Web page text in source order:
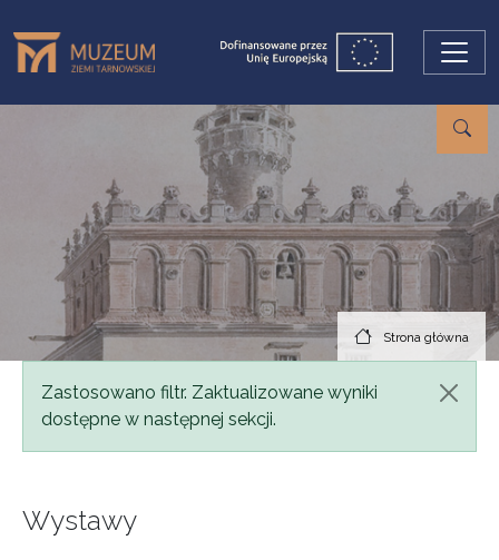
Strona główna
Komunikat
Zastosowano filtr. Zaktualizowane wyniki
dostępne w następnej sekcji.
Wystawy